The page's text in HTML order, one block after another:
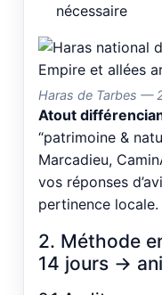
nécessaire
Haras de Tarbes —
Atout
“patrimoine &
Marcadieu,
vos réponses
pertinence locale.
2. Méthode
14 jours →